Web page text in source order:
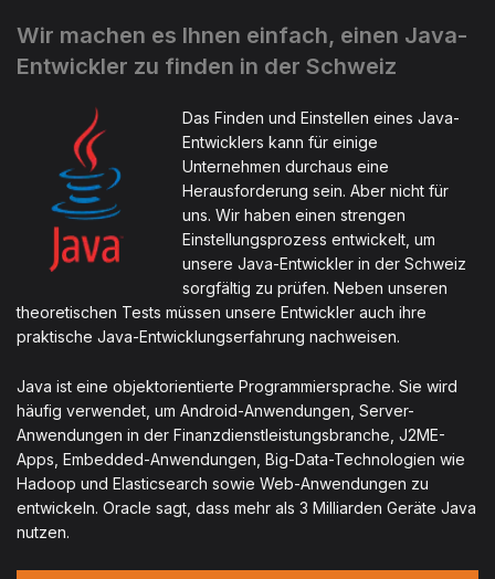
Wir machen es Ihnen einfach, einen Java-
Entwickler zu finden in der Schweiz
Das Finden und Einstellen eines Java-
Entwicklers kann für einige
Unternehmen durchaus eine
Herausforderung sein. Aber nicht für
uns. Wir haben einen strengen
Einstellungsprozess entwickelt, um
unsere Java-Entwickler in der Schweiz
sorgfältig zu prüfen. Neben unseren
theoretischen Tests müssen unsere Entwickler auch ihre
praktische Java-Entwicklungserfahrung nachweisen.
Java ist eine objektorientierte Programmiersprache. Sie wird
häufig verwendet, um Android-Anwendungen, Server-
Anwendungen in der Finanzdienstleistungsbranche, J2ME-
Apps, Embedded-Anwendungen, Big-Data-Technologien wie
Hadoop und Elasticsearch sowie Web-Anwendungen zu
entwickeln. Oracle sagt, dass mehr als 3 Milliarden Geräte Java
nutzen.